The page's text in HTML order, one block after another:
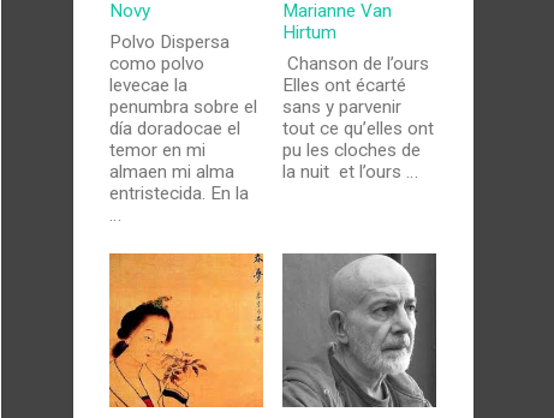
Novy
Polvo Dispersa
como polvo
levecae la
penumbra sobre el
día doradocae el
temor en mi
almaen mi alma
entristecida. En la
…
Marianne Van
Hirtum
Chanson de l’ours
Elles ont écarté
sans y parvenir
tout ce qu’elles ont
pu les cloches de
la nuit et l’ours …